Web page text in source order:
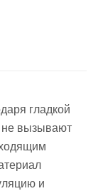
гладкой
не вызывают
и